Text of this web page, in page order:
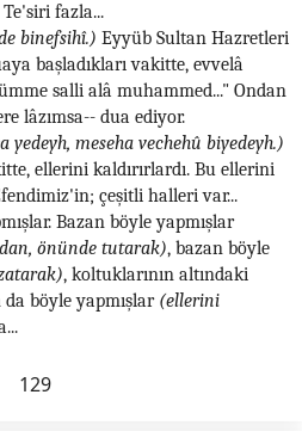
fazla...
binefsihî.) Eyyüb Sultan Hazretleri
başladıkları vakitte, evvelâ
salli alâ muhammed..." Ondan
lâzımsa-- dua ediyor.
yedeyh, meseha vechehû biyedeyh.)
ellerini kaldırırlardı. Bu ellerini
çeşitli halleri var...
Bazan böyle yapmışlar
önünde tutarak), bazan böyle
, koltuklarının altındaki
böyle yapmışlar (ellerini
129